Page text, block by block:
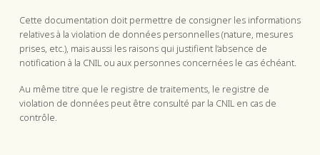
Cette documentation doit permettre de consigner les informations
relatives à la violation de données personnelles (nature, mesures
prises, etc.), mais aussi les raisons qui justifient l’absence de
notification à la CNIL ou aux personnes concernées le cas échéant.
Au même titre que le registre de traitements, le registre de
violation de données peut être consulté par la CNIL en cas de
contrôle.